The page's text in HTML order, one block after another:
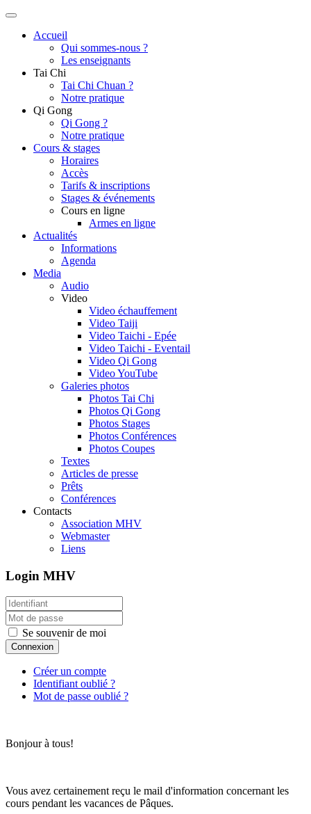
Accueil
Qui sommes-nous ?
Les enseignants
Tai Chi
Tai Chi Chuan ?
Notre pratique
Qi Gong
Qi Gong ?
Notre pratique
Cours & stages
Horaires
Accès
Tarifs & inscriptions
Stages & événements
Cours en ligne
Armes en ligne
Actualités
Informations
Agenda
Media
Audio
Video
Video échauffement
Video Taiji
Video Taichi - Epée
Video Taichi - Eventail
Video Qi Gong
Video YouTube
Galeries photos
Photos Tai Chi
Photos Qi Gong
Photos Stages
Photos Conférences
Photos Coupes
Textes
Articles de presse
Prêts
Conférences
Contacts
Association MHV
Webmaster
Liens
Login MHV
Se souvenir de moi
Connexion
Créer un compte
Identifiant oublié ?
Mot de passe oublié ?
Bonjour à tous!
Vous avez certainement reçu le mail d'information concernant les
cours pendant les vacances de Pâques.